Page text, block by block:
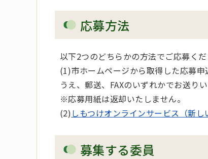
応募方法
以下2つのどちらかの方法でご応募くだ
(1)市ホームページから取得した応募
うえ、郵送、FAXのいずれかでお送り
※応募用紙は返却いたしません。
(2)しもつけオンラインサービス（新し
募集する委員